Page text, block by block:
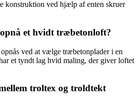
konstruktion ved hjælp af enten skruer
et hvidt træbetonloft?
ved at vælge træbetonplader i en
et tyndt lag hvid maling, der giver loftet
troltex og troldtekt